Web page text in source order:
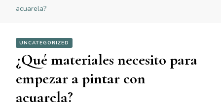
acuarela?
UNCATEGORIZED
¿Qué materiales necesito para
empezar a pintar con
acuarela?